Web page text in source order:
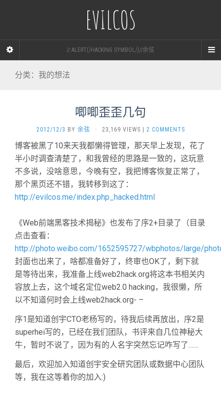
EVILCOS
//:ALERT(/HACKING SYMBOL/)//余弦
分类：我的想法
唧唧歪歪几句
2012/12/3 BY 余弦 · 23,169 VIEWS 2 COMMENTS
博客被黑了10来天我都懒得管理，那天早上发现，花了
半小时调查清楚了，和我曾经的思路是一致的，这玩意
不多说，没啥意思，今晚有空，我把博客恢复正常了，
那个黑页还不错，我转移到这了：
http://evilcos.me/index.php_hacked.html
《Web前端黑客技术揭秘》也发布了序2+目录了（目录
点击查看：
http://photo.weibo.com/1652595727/wbphotos/large/
封面也出来了，啥都准备好了，终审也OK了，剩下就
是等待出来，我准备上线web2hack.org将这本书相关内
容放上去，这个域名定位web2.0 hacking，我很懒，所
以不知道何时会上线web2hack.org- –
序1是知道创宇CTO老杨写的，待我后续再放出，序2是
superhei写的，已经在我们团队，书评来自几位神秘大
牛，暂时不说了，因为有的人名字突然忘记咋写了……
最后，欢迎加入知道创宇安全研究团队或数据中心团队
等，我在这等着你的加入:)